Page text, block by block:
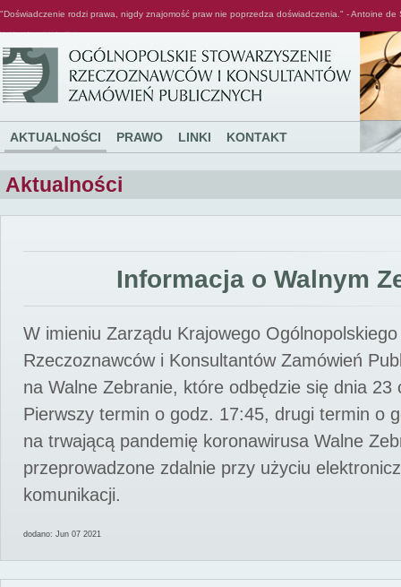
"Doświadczenie rodzi prawa, nigdy znajomość praw nie poprzedza doświadczenia." - Antoine de
AKTUALNOŚCI PRAWO LINKI KONTAKT
Aktualności
Informacja o Walnym
W imieniu Zarządu Krajowego
Rzeczoznawców i Konsultantów Zamówień
na Walne Zebranie, które odbędzie się dnia 23
Pierwszy termin o godz. 17:45, drugi termin o
na trwającą pandemię koronawirusa Walne
przeprowadzone zdalnie przy użyciu
komunikacji.
dodano: Jun 07 2021